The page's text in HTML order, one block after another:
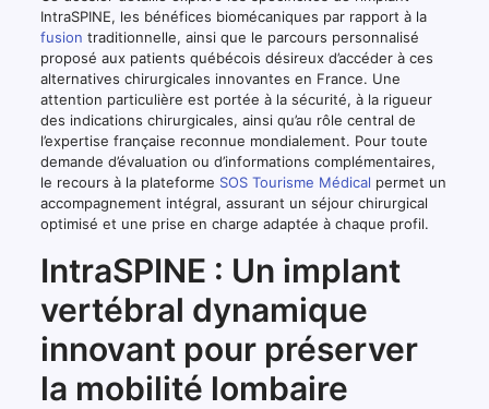
IntraSPINE, les bénéfices biomécaniques par rapport à la
fusion traditionnelle, ainsi que le parcours personnalisé
proposé aux patients québécois désireux d’accéder à ces
alternatives chirurgicales innovantes en France. Une
attention particulière est portée à la sécurité, à la rigueur
des indications chirurgicales, ainsi qu’au rôle central de
l’expertise française reconnue mondialement. Pour toute
demande d’évaluation ou d’informations complémentaires,
le recours à la plateforme SOS Tourisme Médical permet un
accompagnement intégral, assurant un séjour chirurgical
optimisé et une prise en charge adaptée à chaque profil.
IntraSPINE : Un implant
vertébral dynamique
innovant pour préserver
la mobilité lombaire